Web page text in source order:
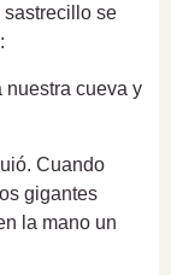
sastrecillo se
nuestra cueva y
Cuando
gigantes
la mano un